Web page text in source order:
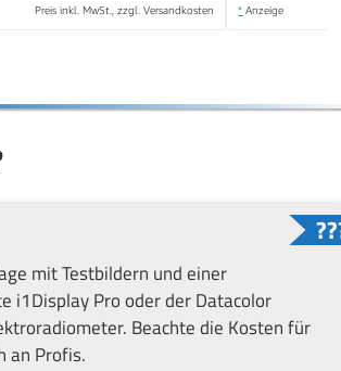
Preis inkl. MwSt., zzgl. Versandkosten * Anzeige
mit Testbildern und einer
i1Display Pro oder der Datacolor
Beachte die Kosten für
an Profis.